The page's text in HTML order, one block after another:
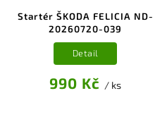
Startér ŠKODA FELICIA ND-
20260720-039
990 Kč / ks
Detail